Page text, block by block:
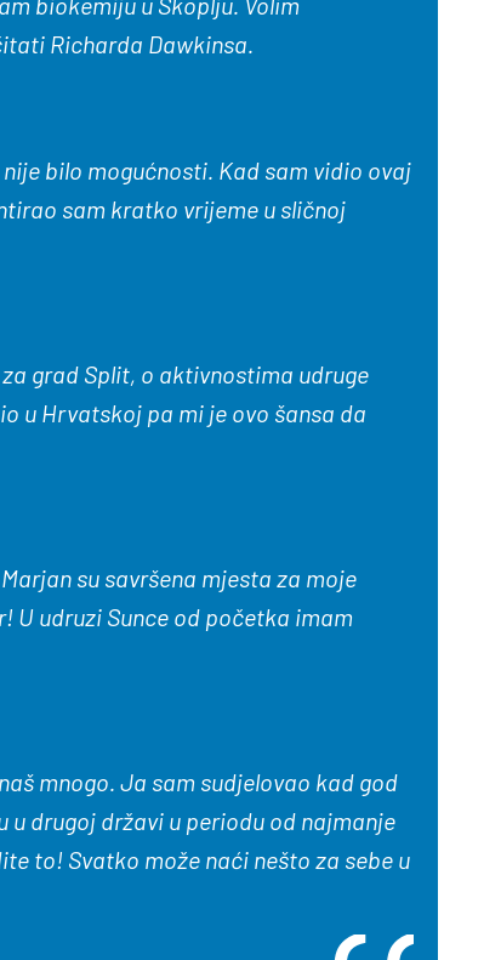
Richarda Dawkinsa.
bilo mogućnosti. Kad sam vidio ovaj
sam kratko vrijeme u sličnoj
grad Split, o aktivnostima udruge
u Hrvatskoj pa mi je ovo šansa da
su savršena mjesta za moje
U udruzi Sunce od početka imam
mnogo. Ja sam sudjelovao kad god
u drugoj državi u periodu od najmanje
to! Svatko može naći nešto za sebe u